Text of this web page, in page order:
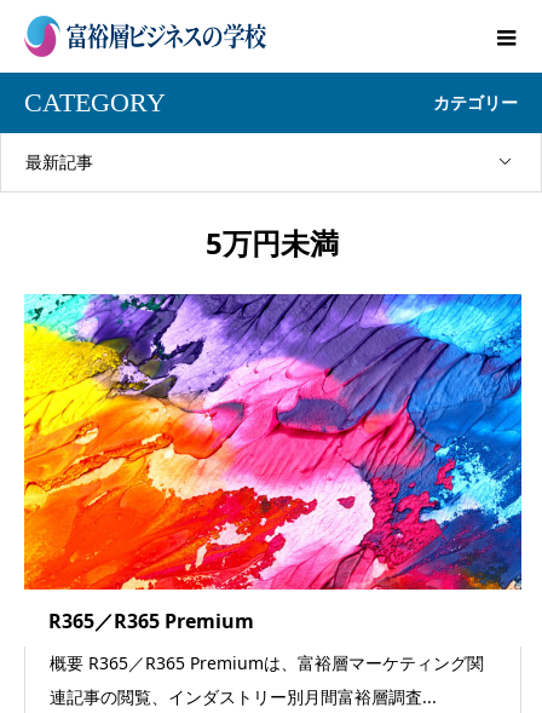
CATEGORY カテゴリー
最新記事
5万円未満
R365／R365 Premium
概要 R365／R365 Premiumは、富裕層マーケティング関
連記事の閲覧、インダストリー別月間富裕層調査...